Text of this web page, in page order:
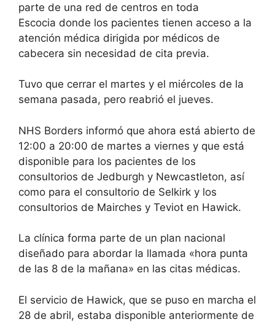
parte de una red de centros en toda
Escocia donde los pacientes tienen acceso a la
atención médica dirigida por médicos de
cabecera sin necesidad de cita previa.
Tuvo que cerrar el martes y el miércoles de la
semana pasada, pero reabrió el jueves.
NHS Borders informó que ahora está abierto de
12:00 a 20:00 de martes a viernes y que está
disponible para los pacientes de los
consultorios de Jedburgh y Newcastleton, así
como para el consultorio de Selkirk y los
consultorios de Mairches y Teviot en Hawick.
La clínica forma parte de un plan nacional
diseñado para abordar la llamada «hora punta
de las 8 de la mañana» en las citas médicas.
El servicio de Hawick, que se puso en marcha el
28 de abril, estaba disponible anteriormente de